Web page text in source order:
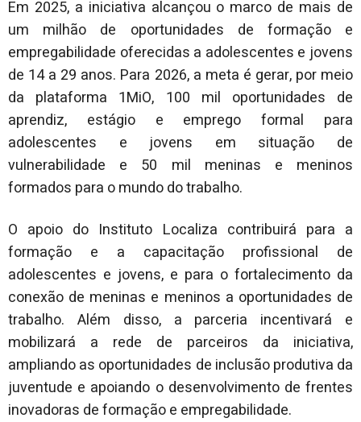
Em 2025, a iniciativa alcançou o marco de mais de
um milhão de oportunidades de formação e
empregabilidade oferecidas a adolescentes e jovens
de 14 a 29 anos. Para 2026, a meta é gerar, por meio
da plataforma 1MiO, 100 mil oportunidades de
aprendiz, estágio e emprego formal para
adolescentes e jovens em situação de
vulnerabilidade e 50 mil meninas e meninos
formados para o mundo do trabalho.
O apoio do Instituto Localiza contribuirá para a
formação e a capacitação profissional de
adolescentes e jovens, e para o fortalecimento da
conexão de meninas e meninos a oportunidades de
trabalho. Além disso, a parceria incentivará e
mobilizará a rede de parceiros da iniciativa,
ampliando as oportunidades de inclusão produtiva da
juventude e apoiando o desenvolvimento de frentes
inovadoras de formação e empregabilidade.